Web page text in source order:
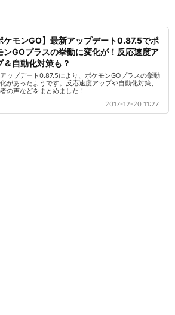
ケモンGO】最新アップデート0.87.5でポ
ンGOプラスの挙動に変化が！反応速度ア
＆自動化対策も？
ップデート0.87.5により、ポケモンGOプラスの挙動
があったようです。反応速度アップや自動化対策、
の声などをまとめました！
2017-12-20 11:27